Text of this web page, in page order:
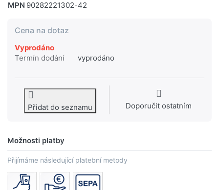
MPN 90282221302-42
Cena na dotaz
Vyprodáno
Termín dodání
vyprodáno
Přidat do seznamu Doporučit ostatním
Možnosti platby
Přijímáme následující platební metody